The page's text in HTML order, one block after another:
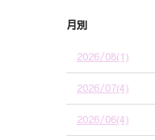
月別
2026/08(1)
2026/07(4)
2026/06(4)